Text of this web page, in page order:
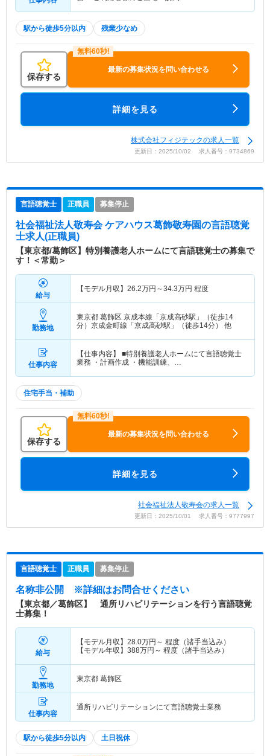
駅から徒歩5分以内 残業少なめ
保存する
最新の募集状況を問い合わせる
詳細を見る
株式会社フィジテックの求人一覧
更新日：2025/10/02 求人番号：9734869
言語聴覚士 正職員 募集停止
社会福祉法人敬寿会 ケアハウス葛飾敬寿園の言語聴覚
士求人(正職員)
【東京都/葛飾区】特別養護老人ホームにて言語聴覚士の募集で
す！＜常勤＞
給与
【モデル月収】 26.2万円～34.3万円 程度
勤務地
東京都 葛飾区 京成本線「京成高砂駅」（徒歩14
分）京成金町線「京成高砂駅」（徒歩14分） 他
仕事内容
【仕事内容】 ■特別養護老人ホームにて言語聴覚士
業務 ・計画作成 ・機能訓練、…
住宅手当・補助
保存する
最新の募集状況を問い合わせる
詳細を見る
社会福祉法人敬寿会の求人一覧
更新日：2025/10/01 求人番号：9777997
言語聴覚士 正職員 募集停止
名称非公開 ※詳細はお問合せください
【東京都／葛飾区】 通所リハビリテーションを行う言語聴覚
士募集！
給与
【モデル月収】 28.0万円～ 程度（諸手当込み）
【モデル年収】 388万円～ 程度（諸手当込み）
勤務地
東京都 葛飾区
仕事内容
通所リハビリテーションにて言語聴覚士業務
駅から徒歩5分以内 土日祝休